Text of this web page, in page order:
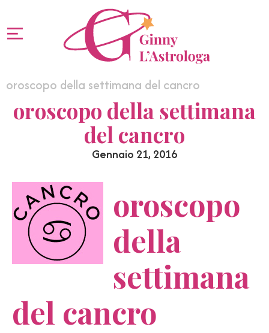
oroscopo della settimana del cancro
oroscopo della settimana
del cancro
Gennaio 21, 2016
oroscopo
della
settimana
del cancro